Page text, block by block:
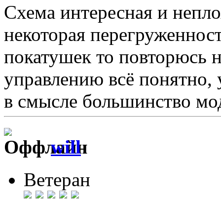
Схема интересная и
некоторая
покатушек то повторюсь
управлению всё понятно,
в смысле большинство
will
Ветеран